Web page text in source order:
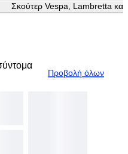
Σκούτερ Vespa, Lambretta και
Προβολή όλων